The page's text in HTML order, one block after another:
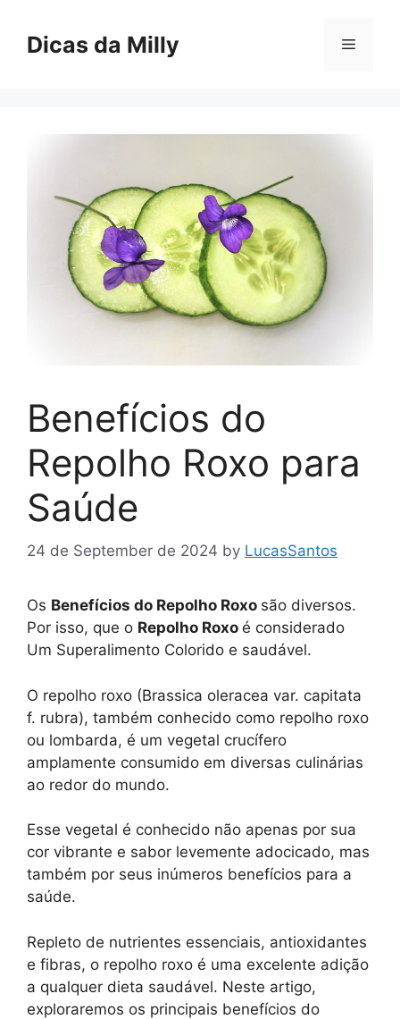
contentDicas da Milly Menu
Benefícios do
Repolho Roxo para
Saúde
24 de September de 2024 by LucasSantos
Os Benefícios do Repolho Roxo são diversos.
Por isso, que o Repolho Roxo é considerado
Um Superalimento Colorido e saudável.
O repolho roxo (Brassica oleracea var. capitata
f. rubra), também conhecido como repolho roxo
ou lombarda, é um vegetal crucífero
amplamente consumido em diversas culinárias
ao redor do mundo.
Esse vegetal é conhecido não apenas por sua
cor vibrante e sabor levemente adocicado, mas
também por seus inúmeros benefícios para a
saúde.
Repleto de nutrientes essenciais, antioxidantes
e fibras, o repolho roxo é uma excelente adição
a qualquer dieta saudável. Neste artigo,
exploraremos os principais benefícios do